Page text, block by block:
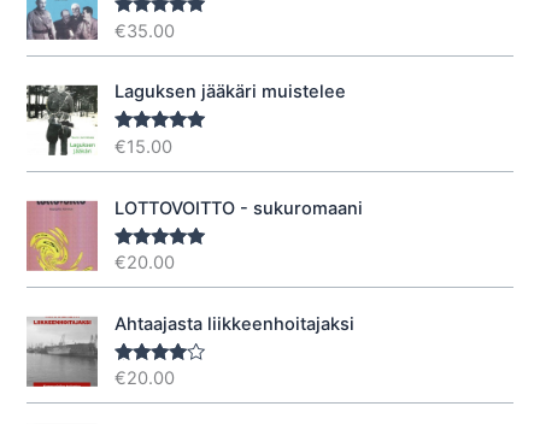
Arvostelu
€35.00
Laguksen jääkäri muistelee
Arvostelu
€15.00
LOTTOVOITTO - sukuromaani
Arvostelu
€20.00
Ahtaajasta liikkeenhoitajaksi
Arvostel
€20.00